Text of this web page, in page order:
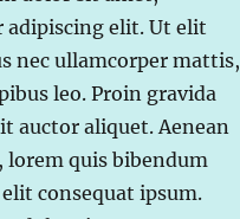
adipiscing elit. Ut elit
nec ullamcorper mattis,
leo. Proin gravida
auctor aliquet. Aenean
quis bibendum
consequat ipsum.